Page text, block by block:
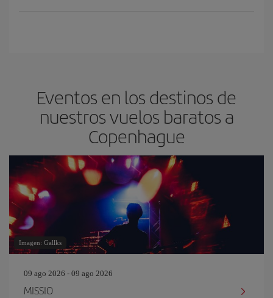
Eventos en los destinos de
nuestros vuelos baratos a
Copenhague
Imagen: Gallks
09 ago 2026 - 09 ago 2026
MISSIO